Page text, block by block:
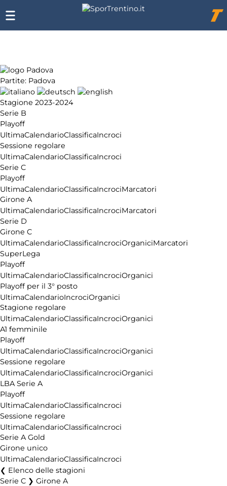
Partite: Padova
Stagione 2023-2024
Serie B
Playoff
UltimaCalendarioClassificaIncroci
Sessione regolare
UltimaCalendarioClassificaIncroci
Serie C
Playoff
UltimaCalendarioClassificaIncrociMarcatori
Girone A
UltimaCalendarioClassificaIncrociMarcatori
Serie D
Girone C
UltimaCalendarioClassificaIncrociOrganiciMarcatori
SuperLega
Playoff
UltimaCalendarioClassificaIncrociOrganici
Playoff per il 3° posto
UltimaCalendarioIncrociOrganici
Stagione regolare
UltimaCalendarioClassificaIncrociOrganici
A1 femminile
Playoff
UltimaCalendarioClassificaIncrociOrganici
Sessione regolare
UltimaCalendarioClassificaIncrociOrganici
LBA Serie A
Playoff
UltimaCalendarioClassificaIncroci
Sessione regolare
UltimaCalendarioClassificaIncroci
Serie A Gold
Girone unico
UltimaCalendarioClassificaIncroci
Elenco delle stagioni
Serie C ❯ Girone A
Chi
siamo
Affiliazione